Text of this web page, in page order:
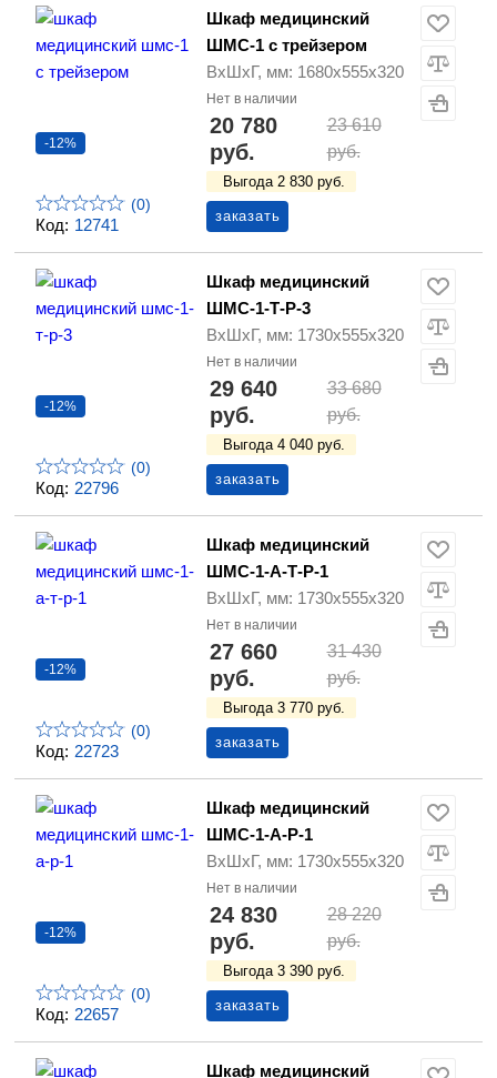
Код: 12741
-12%
(0)
Шкаф медицинский
ШМС-1 с трейзером
ВхШхГ, мм: 1680х555х320
Нет в наличии
20 780
руб.
23 610
руб.
Выгода 2 830 руб.
заказать
Код: 22796
-12%
(0)
Шкаф медицинский
ШМС-1-Т-Р-3
ВхШхГ, мм: 1730х555х320
Нет в наличии
29 640
руб.
33 680
руб.
Выгода 4 040 руб.
заказать
Код: 22723
-12%
(0)
Шкаф медицинский
ШМС-1-А-Т-Р-1
ВхШхГ, мм: 1730х555х320
Нет в наличии
27 660
руб.
31 430
руб.
Выгода 3 770 руб.
заказать
Код: 22657
-12%
(0)
Шкаф медицинский
ШМС-1-А-Р-1
ВхШхГ, мм: 1730х555х320
Нет в наличии
24 830
руб.
28 220
руб.
Выгода 3 390 руб.
заказать
Шкаф медицинский